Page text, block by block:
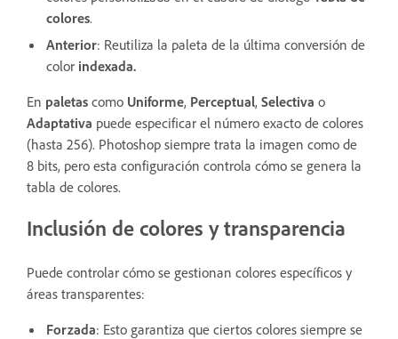
colores.
Anterior: Reutiliza la paleta de la última conversión de
color indexada.
En paletas como Uniforme, Perceptual, Selectiva o
Adaptativa puede especificar el número exacto de colores
(hasta 256). Photoshop siempre trata la imagen como de
8 bits, pero esta configuración controla cómo se genera la
tabla de colores.
Inclusión de colores y transparencia
Puede controlar cómo se gestionan colores específicos y
áreas transparentes:
Forzada: Esto garantiza que ciertos colores siempre se